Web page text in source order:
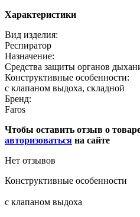
Характеристики
Вид изделия:
Респиратор
Назначение:
Средства защиты органов
Конструктивные особенности:
с клапаном выдоха, складной
Бренд:
Faros
Чтобы оставить отзыв о
авторизоваться на сайте
Нет отзывов
Конструктивные особенности
с клапаном выдоха